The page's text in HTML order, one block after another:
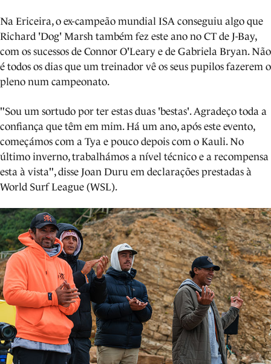
Na Ericeira, o ex-campeão mundial ISA conseguiu algo que
Richard 'Dog' Marsh também fez este ano no CT de J-Bay,
com os sucessos de Connor O'Leary e de Gabriela Bryan. Não
é todos os dias que um treinador vê os seus pupilos fazerem o
pleno num campeonato.
"Sou um sortudo por ter estas duas 'bestas'. Agradeço toda a
confiança que têm em mim. Há um ano, após este evento,
começámos com a Tya e pouco depois com o Kauli. No
último inverno, trabalhámos a nível técnico e a recompensa
esta à vista", disse Joan Duru em declarações prestadas à
World Surf League (WSL).